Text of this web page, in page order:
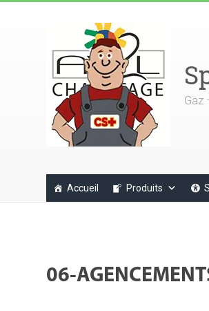
Gaz
Accueil Produits
06-